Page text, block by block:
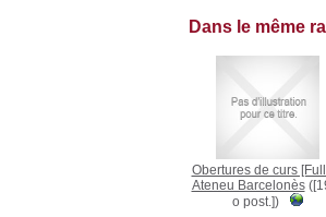
Dans le même
Obertures de curs
Ateneu Barcelonès
o post.])